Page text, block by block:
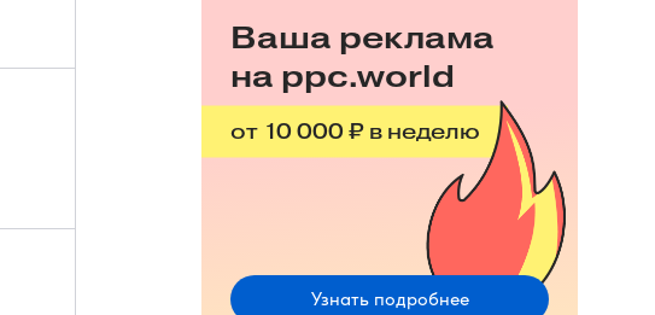
Ваша реклама
на ppc.world
от 10 000 ₽ в неделю
Узнать подробнее